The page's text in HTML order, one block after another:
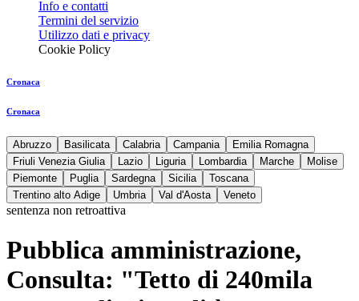
Info e contatti
Termini del servizio
Utilizzo dati e privacy
Cookie Policy
Cronaca
Cronaca
Abruzzo Basilicata Calabria Campania
Emilia Romagna
Friuli Venezia Giulia
Lazio Liguria Lombardia Marche
Molise
Piemonte
Puglia Sardegna Sicilia
Toscana
Trentino alto Adige
Umbria Val d'Aosta Veneto
sentenza non retroattiva
Pubblica amministrazione,
Consulta: "Tetto di 240mila